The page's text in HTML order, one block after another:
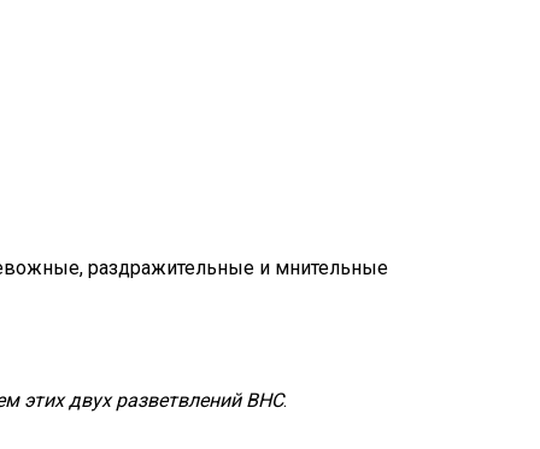
раздражительные и мнительные
этих двух разветвлений ВНС.